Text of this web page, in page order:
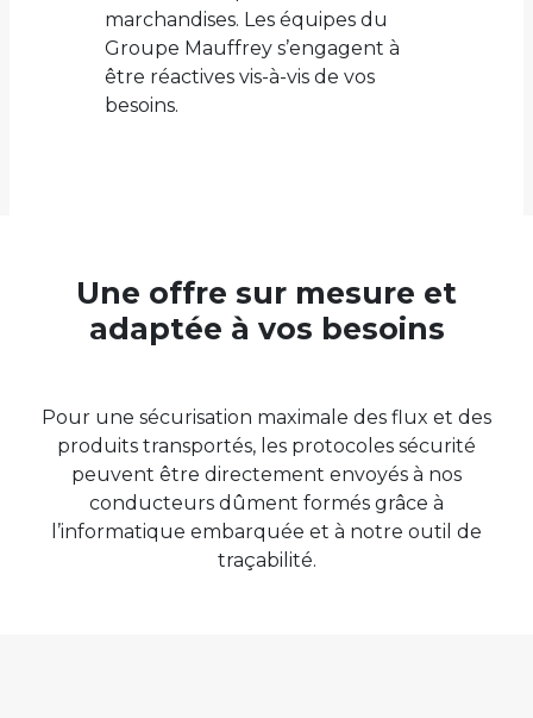
marchandises. Les équipes du
Groupe Mauffrey s’engagent à
être réactives vis-à-vis de vos
besoins.
Une offre sur mesure et
adaptée à vos besoins
Pour une sécurisation maximale des flux et des
produits transportés, les protocoles sécurité
peuvent être directement envoyés à nos
conducteurs dûment formés grâce à
l’informatique embarquée et à notre outil de
traçabilité.